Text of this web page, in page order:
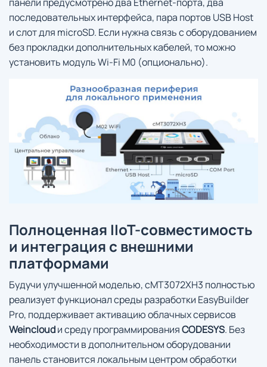
последовательных интерфейса, пара портов USB Host
и слот для microSD. Если нужна связь с оборудованием
без прокладки дополнительных кабелей, то можно
установить модуль Wi-Fi M0 (опционально).
Полноценная IIoT-совместимость
и интеграция с внешними
платформами
Будучи улучшенной моделью, cMT3072XH3 полностью
реализует функционал среды разработки EasyBuilder
Pro, поддерживает активацию облачных сервисов
Weincloudи среду программированияCODESYS. Без
необходимости в дополнительном оборудовании
панель становится локальным центром обработки